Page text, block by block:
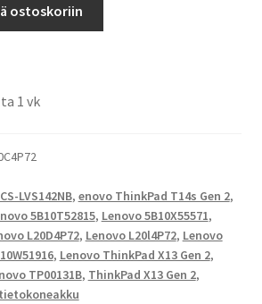
ostoskoriin
1 vk
CS-LVS142NB, enovo ThinkPad T14s Gen 2,
5B10T52815, Lenovo 5B10X55571,
L20D4P72, Lenovo L20l4P72, Lenovo
, Lenovo ThinkPad X13 Gen 2,
TP00131B, ThinkPad X13 Gen 2,
tietokoneakku